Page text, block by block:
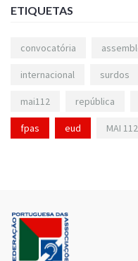
ETIQUETAS
convocatória
internacional surdos
mai112 república
fpas eud MAI 112